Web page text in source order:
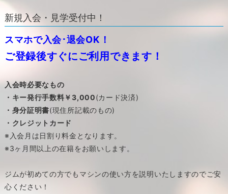
新規入会・見学受付中！
スマホで入会･退会OK！
ご登録後すぐにご利用できます！
入会時必要なもの
・キー発行手数料￥3,000(カード決済)
・身分証明書(現住所記載のもの)
・クレジットカード
※入会月は日割り料金となります。
※3ヶ月間以上の在籍をお願いします。
ジムが初めての方でもマシンの使い方を説明いたしますのでご安
心ください！